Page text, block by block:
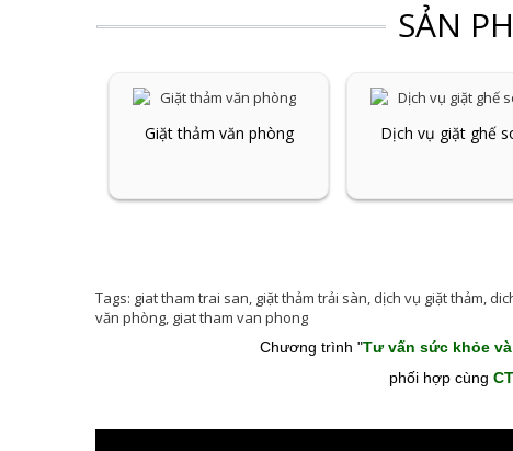
SẢN
Giặt thảm văn phòng Dịch vụ giặt ghế
Tags: giat tham trai san, giặt thảm trải sàn, dịch vụ giặt thảm,
văn phòng, giat tham van phong
Chương trình "Tư vấn sức khỏe
phối hợp cùng